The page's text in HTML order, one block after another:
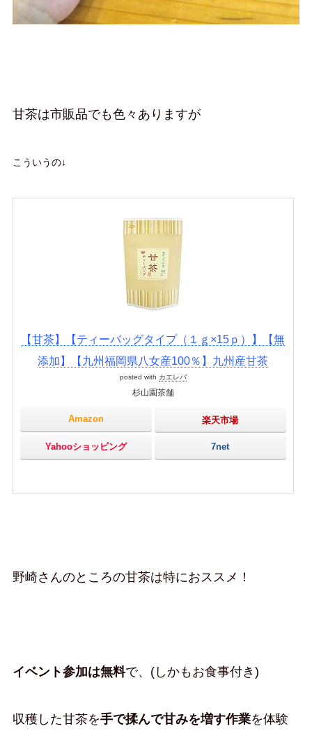
甘茶は市販品でも色々ありますが
こういうの↓
【甘茶】【ティーバッグタイプ（１ｇ×15ｐ）】【無
添加】【九州福岡県八女産100％】九州産甘茶
posted with カエレバ
杉山園茶舗
Amazon 楽天市場
Yahooショッピング 7net
野崎さんのところの甘茶は特におススメ！
イベント参加は無料で、(しかもお食事付き)
収穫した甘茶を手で揉んで甘みを増す作業を体験